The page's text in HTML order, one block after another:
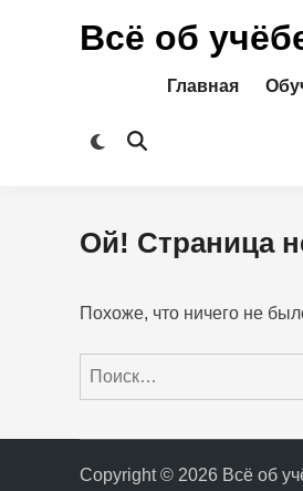
Всё об
Главная
Переключить
Открыть
Ой! Страница
Похоже, что ничего не
Найти:
Copyright © 2026 Всё об